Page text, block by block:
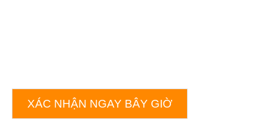
XÁC NHẬN NGAY BÂY GIỜ